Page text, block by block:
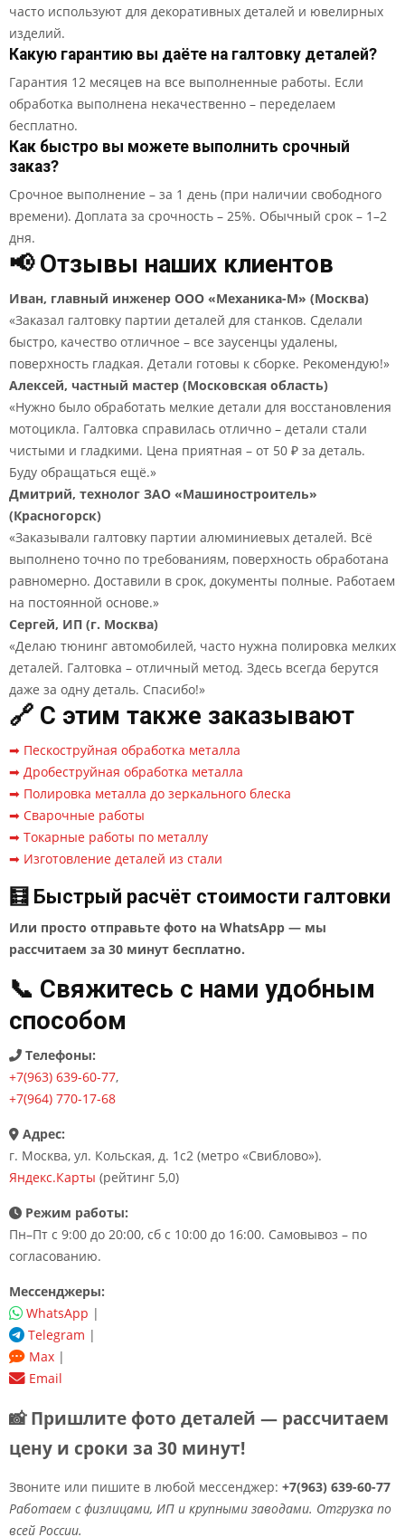
часто используют для декоративных деталей и ювелирных
изделий.
Какую гарантию вы даёте на галтовку деталей?
Гарантия 12 месяцев на все выполненные работы. Если
обработка выполнена некачественно – переделаем
бесплатно.
Как быстро вы можете выполнить срочный
заказ?
Срочное выполнение – за 1 день (при наличии свободного
времени). Доплата за срочность – 25%. Обычный срок – 1–2
дня.
📢 Отзывы наших клиентов
Иван, главный инженер ООО «Механика-М» (Москва)
«Заказал галтовку партии деталей для станков. Сделали
быстро, качество отличное – все заусенцы удалены,
поверхность гладкая. Детали готовы к сборке. Рекомендую!»
Алексей, частный мастер (Московская область)
«Нужно было обработать мелкие детали для восстановления
мотоцикла. Галтовка справилась отлично – детали стали
чистыми и гладкими. Цена приятная – от 50 ₽ за деталь.
Буду обращаться ещё.»
Дмитрий, технолог ЗАО «Машиностроитель»
(Красногорск)
«Заказывали галтовку партии алюминиевых деталей. Всё
выполнено точно по требованиям, поверхность обработана
равномерно. Доставили в срок, документы полные. Работаем
на постоянной основе.»
Сергей, ИП (г. Москва)
«Делаю тюнинг автомобилей, часто нужна полировка мелких
деталей. Галтовка – отличный метод. Здесь всегда берутся
даже за одну деталь. Спасибо!»
🔗 С этим также заказывают
➡ Пескоструйная обработка металла
➡ Дробеструйная обработка металла
➡ Полировка металла до зеркального блеска
➡ Сварочные работы
➡ Токарные работы по металлу
➡ Изготовление деталей из стали
🧮 Быстрый расчёт стоимости галтовки
Или просто отправьте фото на WhatsApp — мы
рассчитаем за 30 минут бесплатно.
📞 Свяжитесь с нами удобным
способом
Телефоны:
+7(963) 639-60-77,
+7(964) 770-17-68
Адрес:
г. Москва, ул. Кольская, д. 1с2 (метро «Свиблово»).
Яндекс.Карты (рейтинг 5,0)
Режим работы:
Пн–Пт с 9:00 до 20:00, сб с 10:00 до 16:00. Самовывоз – по
согласованию.
Мессенджеры:
WhatsApp |
Telegram |
Max |
Email
📸 Пришлите фото деталей — рассчитаем
цену и сроки за 30 минут!
Звоните или пишите в любой мессенджер: +7(963) 639-60-77
Работаем с физлицами, ИП и крупными заводами. Отгрузка по
всей России.